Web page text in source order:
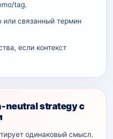
tag.
или связанный термин
если контекст
neutral strategy с
одинаковый смысл.